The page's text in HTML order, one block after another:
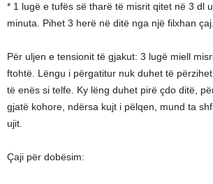
* 1 lugë e tufës së tharë të misrit qitet në 3 dl
minuta. Pihet 3 herë në ditë nga një filxhan çaj.
Për uljen e tensionit të gjakut: 3 lugë miell
ftohtë. Lëngu i përgatitur nuk duhet të
të enës si telfe. Ky lëng duhet pirë çdo ditë,
gjatë kohore, ndërsa kujt i pëlqen, mund ta
ujit.
Çaji për dobësim: